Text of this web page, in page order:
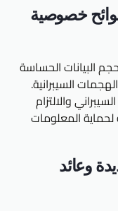
خصوصية
البيانات الحساسة
السيبرانية.
والالتزام
لحماية المعلومات
وعائد